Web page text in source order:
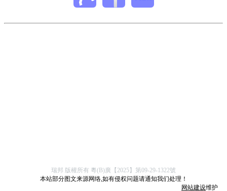
瑞邦 版權所有 粵(B)廣【2025】第09-29-1322號
本站部分图文来源网络,如有侵权问题请通知我们处理！
网站建设维护